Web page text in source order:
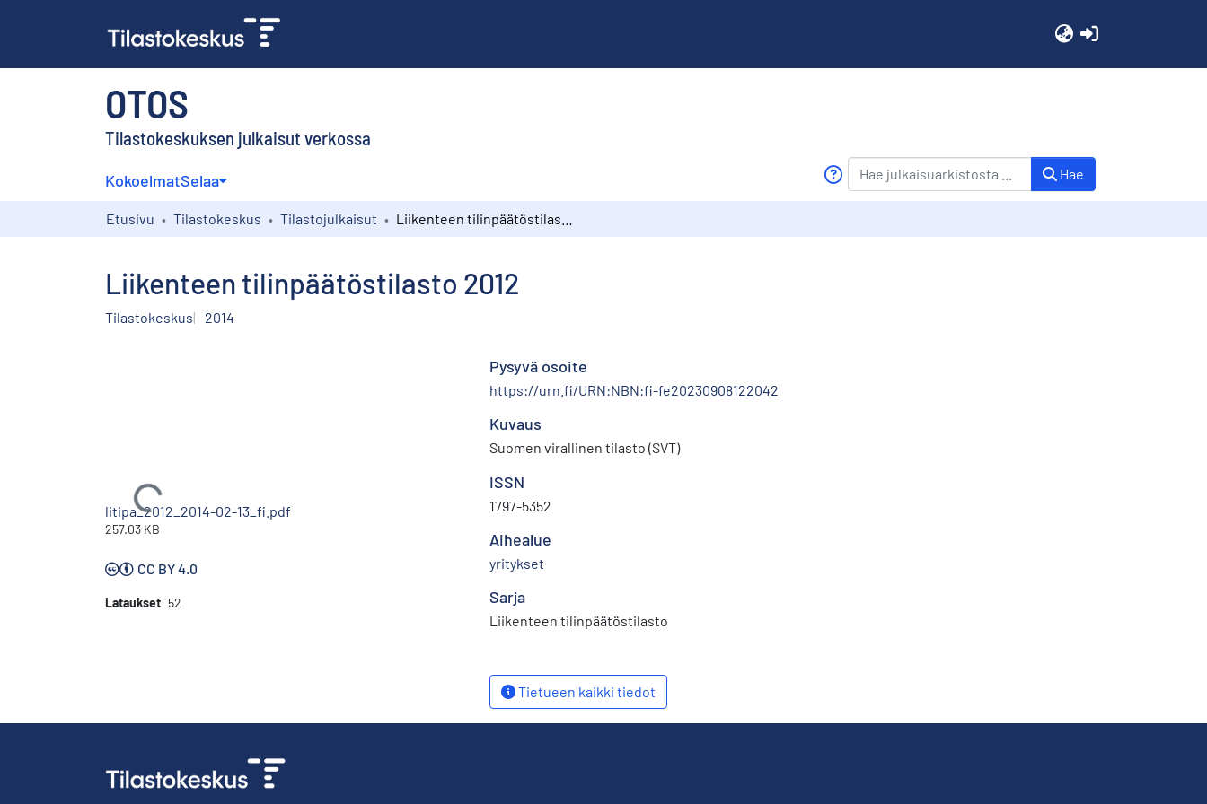
OTOS
Tilastokeskuksen julkaisut verkossa
KokoelmatSelaa Hae
Etusivu Tilastokeskus Tilastojulkaisut
Liikenteen tilinpäätöstilasto 2012
Tilastokeskus 2014
Ladataan...
litipa_2012_2014-02-13_fi.pdf
257.03 KB
CC BY 4.0
Lataukset 52
Pysyvä osoite
https://urn.fi/URN:NBN:fi-fe20230908122042
Kuvaus
Suomen virallinen tilasto (SVT)
ISSN
1797-5352
Aihealue
yritykset
Sarja
Liikenteen tilinpäätöstilasto
Tietueen kaikki tiedot